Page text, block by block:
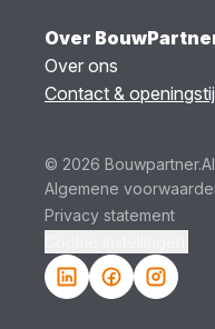
Over
Over ons
Contact &
© 2026 Bouwpartner.
Algemene
Privacy statement